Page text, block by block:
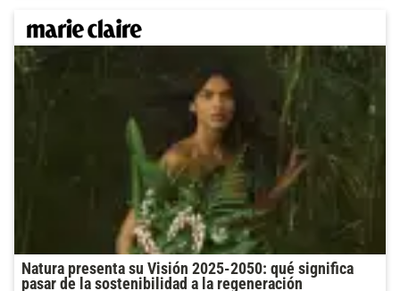
Natura presenta su Visión 2025-2050: qué significa
pasar de la sostenibilidad a la regeneración